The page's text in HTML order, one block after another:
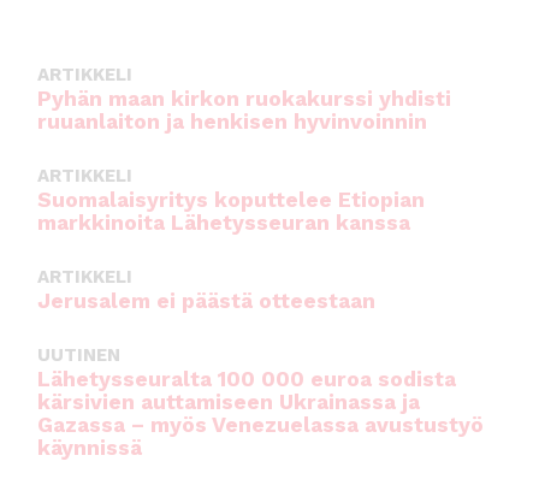
ARTIKKELI
Pyhän maan kirkon ruokakurssi yhdisti
ruuanlaiton ja henkisen hyvinvoinnin
ARTIKKELI
Suomalaisyritys koputtelee Etiopian
markkinoita Lähetysseuran kanssa
ARTIKKELI
Jerusalem ei päästä otteestaan
UUTINEN
Lähetysseuralta 100 000 euroa sodista
kärsivien auttamiseen Ukrainassa ja
Gazassa – myös Venezuelassa avustustyö
käynnissä